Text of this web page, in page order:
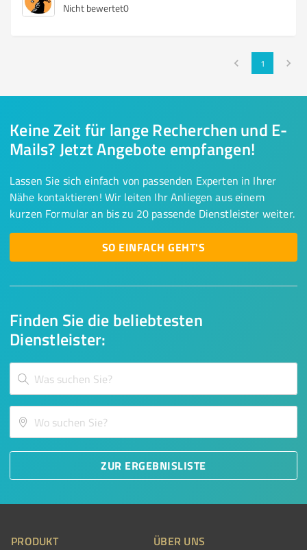
Nicht bewertet0
1
Finden Sie die beliebtesten
Dienstleister:
ZUR ERGEBNISLISTE
Keine Zeit für lange Recherchen und E-
Mails? Jetzt Angebote empfangen!
Lassen Sie sich einfach von passenden Experten in Ihrer
Nähe kontaktieren! Wir leiten Ihr Anliegen aus einem
kurzen Formular an bis zu 20 passende Dienstleister weiter.
SO EINFACH GEHT'S
PRODUKT ÜBER UNS